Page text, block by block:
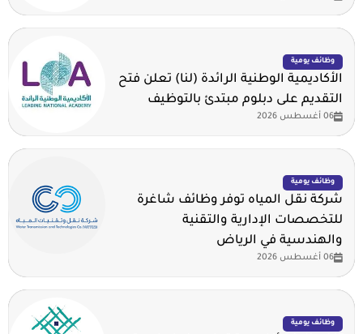
وظائف يومية
الأكاديمية الوطنية الرائدة (لنا) تعلن فتح
التقديم على دبلوم مبتدئ بالتوظيف
06 أغسطس 2026
وظائف يومية
شركة نقل المياه توفر وظائف شاغرة
للتخصصات الإدارية والتقنية
والهندسية في الرياض
06 أغسطس 2026
وظائف يومية